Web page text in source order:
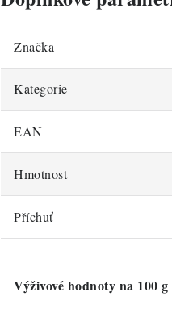
Značka
Kategorie
EAN
Hmotnost
Příchuť
Výživové hodnoty na 100